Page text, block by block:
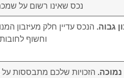
נכס שאינו רשום על
גבוה. הנכס עדיין חלק מעיזבון
וחשוף
נמוכה. הזכויות שלכם מתבססות על